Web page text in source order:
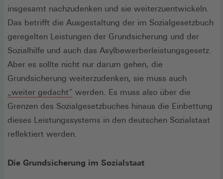
insgesamt nachzudenken und sie weiterzuentwickeln.
Das betrifft die Ausgestaltung der im Sozialgesetzbuch
geregelten Leistungen der Grundsicherung und der
Sozialhilfe und auch das Asylbewerberleistungsgesetz.
Aber es sollte nicht nur darum gehen, die
Grundsicherung weiterzudenken, sie muss auch
„weiter gedacht“ (Öffnet
in
einem
neuen
werden. Es muss also über die
Grenzen des Sozialgesetzbuches hinaus die Einbettung
dieses Leistungssystems in den deutschen Sozialstaat
reflektiert werden.
Die Grundsicherung im Sozialstaat